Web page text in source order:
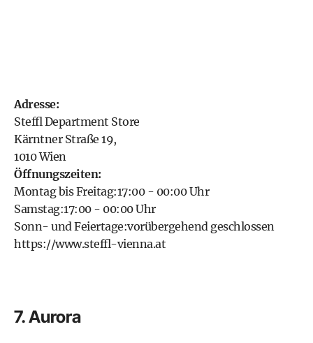
Adresse:
Steffl Department Store
Kärntner Straße 19,
1010 Wien
Öffnungszeiten:
Montag bis Freitag:17:00 - 00:00 Uhr
Samstag:17:00 - 00:00 Uhr
Sonn- und Feiertage:vorübergehend geschlossen
https://www.steffl-vienna.at
7. Aurora